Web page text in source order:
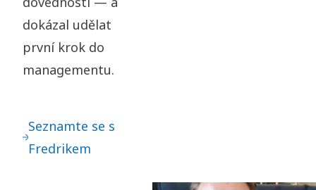
dokázal udělat
první krok do
managementu.
Seznamte se s
Fredrikem